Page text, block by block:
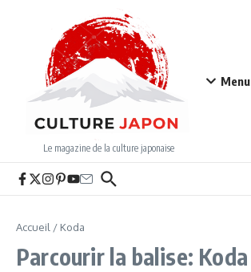
Le magazine de la culture japonaise
Menu
Accueil / Koda
Parcourir la balise: Koda